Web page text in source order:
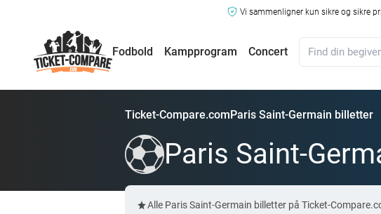
Vi sammenligner kun sikre og sikre
Fodbold Kampprogram Concert
Ticket-Compare.comParis Saint-Germain billetter
Paris Saint-
Alle Paris Saint-Germain billetter på Ticket-